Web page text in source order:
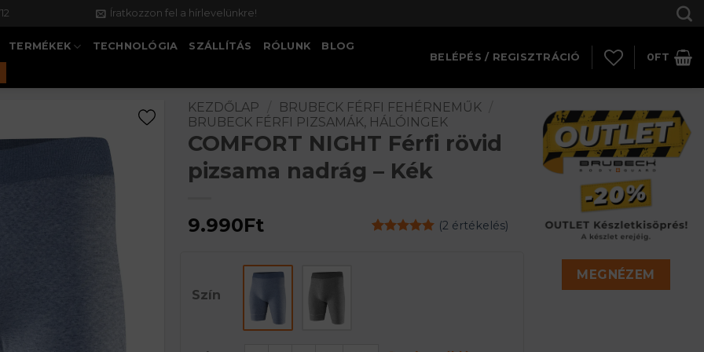
Íratkozzon fel a hírlevelünkre!
TERMÉKEK TECHNOLÓGIA SZÁLLÍTÁS RÓLUNK BLOG
BELÉPÉS / REGISZTRÁCIÓ 0FT
KEZDŐLAP BRUBECK FÉRFI FEHÉRNEMŰK
BRUBECK FÉRFI PIZSAMÁK, HÁLÓINGEK
COMFORT NIGHT Férfi rövid
pizsama nadrág – Kék
9.990Ft (2 értékelés)
Szín
MEGNÉZEM